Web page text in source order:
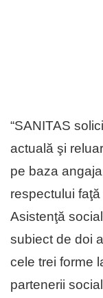
“SANITAS
actuală şi
pe baza
respectului
Asistenţă
subiect de doi
cele trei forme
partenerii